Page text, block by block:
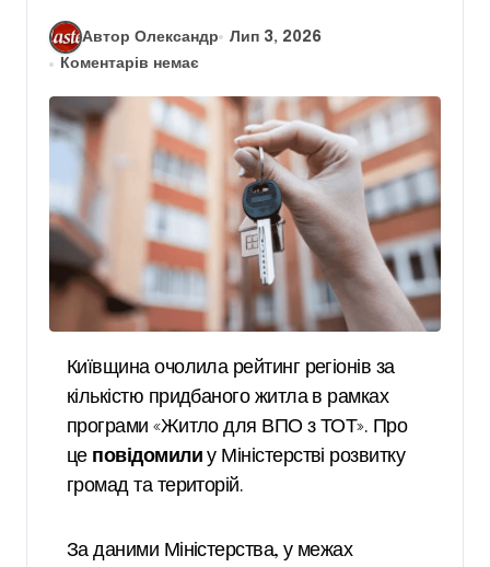
Автор Олександр
Лип 3, 2026
Коментарів немає
Київщина очолила рейтинг регіонів за
кількістю придбаного житла в рамках
програми «Житло для ВПО з ТОТ». Про
це повідомили у Міністерстві розвитку
громад та територій.
За даними Міністерства, у межах